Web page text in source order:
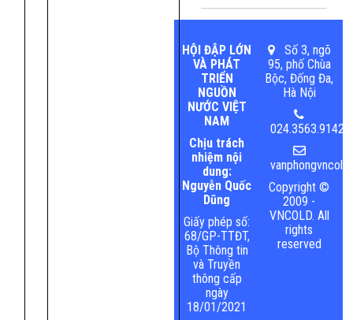
HỘI ĐẬP LỚN
VÀ PHÁT
TRIỂN
NGUỒN
NƯỚC VIỆT
NAM
Chịu trách
nhiệm nội
dung:
Nguyễn Quốc
Dũng
Giấy phép số:
68/GP-TTĐT,
Bộ Thông tin
và Truyền
thông cấp
ngày
18/01/2021
Số 3, ngõ
95, phố Chùa
Bộc, Đống Đa,
Hà Nội
024.3563.9142
Copyright ©
2009 -
VNCOLD. All
rights
reserved